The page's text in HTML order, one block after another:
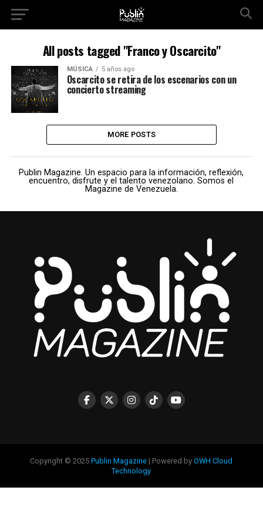
All posts tagged "Franco y Oscarcito"
MÚSICA 5 años ago
Oscarcito se retira de los escenarios con un
concierto streaming
MORE POSTS
Publin Magazine. Un espacio para la información, reflexión,
encuentro, disfrute y el talento venezolano. Somos el
Magazine de Venezuela.
Copyright © 2025Publin Magazine | Powered byOWH Cloud
Technology